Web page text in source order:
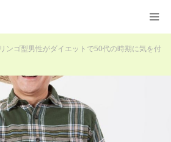
リンゴ型男性がダイエットで50代の時期に気を付